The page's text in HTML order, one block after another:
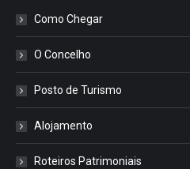
Como Chegar
O Concelho
Posto de Turismo
Alojamento
Roteiros Patrimoniais